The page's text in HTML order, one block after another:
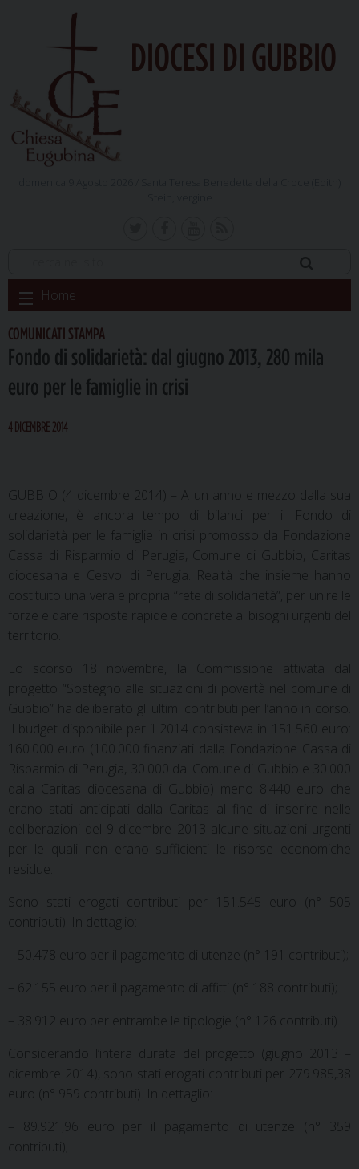
DIOCESI DI GUBBIO
Skip
to
content
Home
COMUNICATI STAMPA
Fondo di solidarietà: dal giugno 2013, 280 mila
euro per le famiglie in crisi
4 DICEMBRE 2014
GUBBIO (4 dicembre 2014) – A un anno e mezzo dalla sua
creazione, è ancora tempo di bilanci per il Fondo di
solidarietà per le famiglie in crisi promosso da Fondazione
Cassa di Risparmio di Perugia, Comune di Gubbio, Caritas
diocesana e Cesvol di Perugia. Realtà che insieme hanno
costituito una vera e propria “rete di solidarietà”, per unire le
forze e dare risposte rapide e concrete ai bisogni urgenti del
territorio.
Lo scorso 18 novembre, la Commissione attivata dal
progetto “Sostegno alle situazioni di povertà nel comune di
Gubbio” ha deliberato gli ultimi contributi per l’anno in corso.
Il budget disponibile per il 2014 consisteva in 151.560 euro:
160.000 euro (100.000 finanziati dalla Fondazione Cassa di
Risparmio di Perugia, 30.000 dal Comune di Gubbio e 30.000
dalla Caritas diocesana di Gubbio) meno 8.440 euro che
erano stati anticipati dalla Caritas al fine di inserire nelle
deliberazioni del 9 dicembre 2013 alcune situazioni urgenti
per le quali non erano sufficienti le risorse economiche
residue.
Sono stati erogati contributi per 151.545 euro (n° 505
contributi). In dettaglio:
– 50.478 euro per il pagamento di utenze (n° 191 contributi);
– 62.155 euro per il pagamento di affitti (n° 188 contributi);
– 38.912 euro per entrambe le tipologie (n° 126 contributi).
Considerando l’intera durata del progetto (giugno 2013 –
dicembre 2014), sono stati erogati contributi per 279.985,38
euro (n° 959 contributi). In dettaglio:
– 89.921,96 euro per il pagamento di utenze (n° 359
contributi);